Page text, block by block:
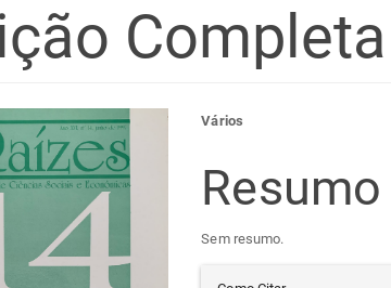
Completa
Conteúdo
do
artigo
Vários
Resumo
Sem resumo.